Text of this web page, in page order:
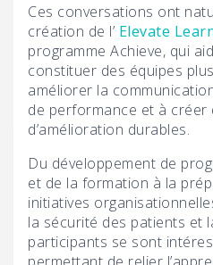
Ces conversations ont
création de l’ Elevate
programme Achieve, qui
constituer des équipes
améliorer la
de performance et à créer
d’amélioration durables.
Du développement de
et de la formation à la
initiatives
la sécurité des patients et
participants se sont